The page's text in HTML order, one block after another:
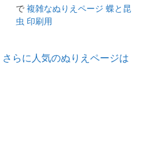
で 複雑なぬりえページ 蝶と昆
虫 印刷用
さらに人気のぬりえページは